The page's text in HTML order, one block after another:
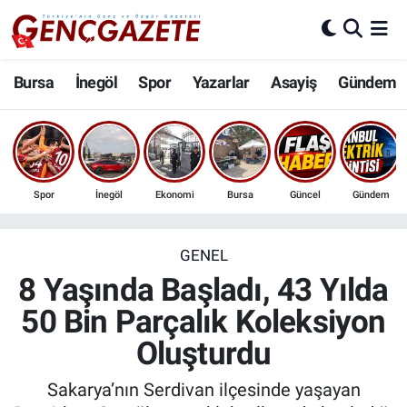
Bursa İnegöl Spor Yazarlar Asayiş Gündem
Spor İnegöl Ekonomi Bursa Güncel Gündem
GENEL
8 Yaşında Başladı, 43 Yılda
50 Bin Parçalık Koleksiyon
Oluşturdu
Sakarya’nın Serdivan ilçesinde yaşayan
Bursa
İnegöl
3.SAYFA
Ekonomi
İnanç
Nöbetçi Eczaneler
Hava Durumu
Trafik Durumu
Son Dakika Haberleri